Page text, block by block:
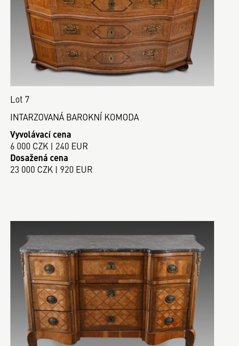
Lot 7
INTARZOVANÁ BAROKNÍ KOMODA
Vyvolávací cena
6 000 CZK | 240 EUR
Dosažená cena
23 000 CZK | 920 EUR